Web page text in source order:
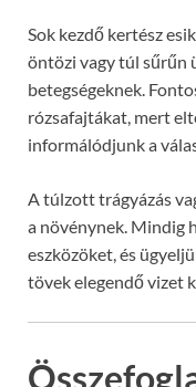
Sok kezdő kertész
öntözi vagy túl sűrűn
betegségeknek.
rózsafajtákat, mert
informálódjunk a
A túlzott trágyázás
a növénynek. Mindig
eszközöket, és
tövek elegendő vizet